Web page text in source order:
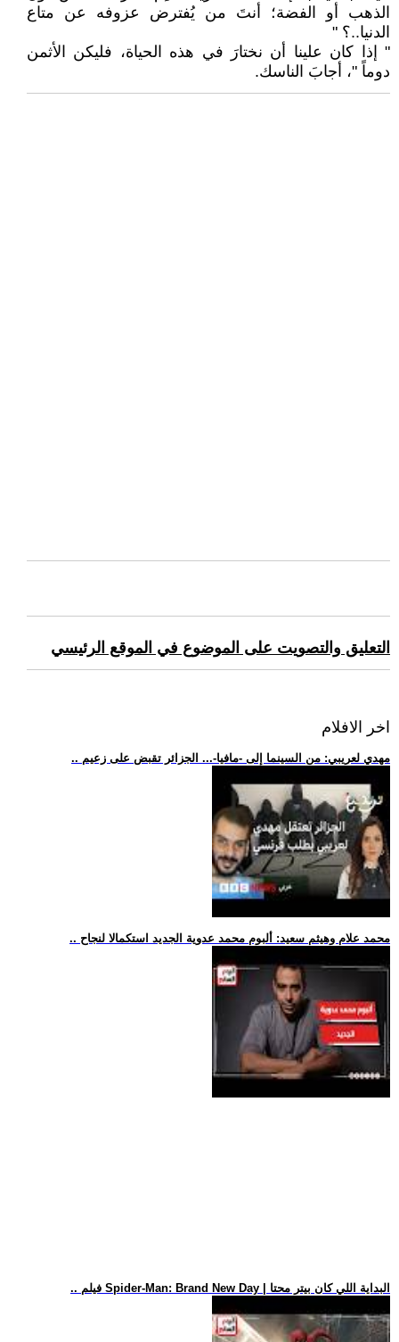
الذهب أو الفضة؛ أنتَ من يُفترض عزوفه عن متاع
الدنيا..؟ "
" إذا كان علينا أن نختارَ في هذه الحياة، فليكن الأثمن
دوماً "، أجابَ الناسك.
التعليق والتصويت على الموضوع في الموقع الرئيسي
اخر الافلام
.. مهدي لعريبي: من السينما إلى -مافيا-... الجزائر تقبض على زعيم
.. محمد علام وهيثم سعيد: ألبوم محمد عدوية الجديد استكمالا لنجاح
.. فيلم Spider-Man: Brand New Day | البداية اللي كان بيتر محتا